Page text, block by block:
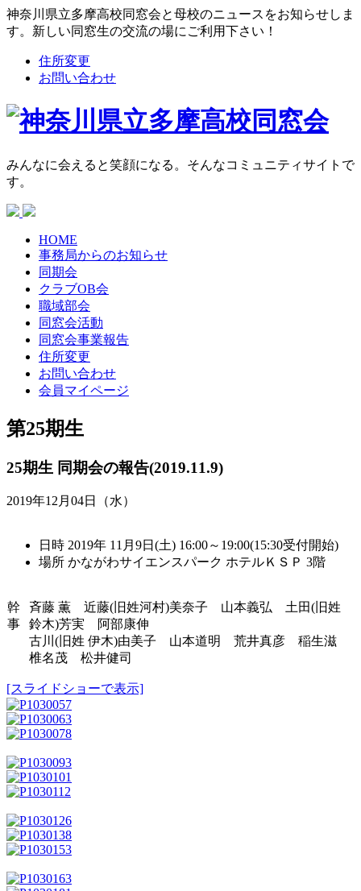
神奈川県立多摩高校同窓会と母校のニュースをお知らせしま
す。新しい同窓生の交流の場にご利用下さい！
住所変更
お問い合わせ
みんなに会えると笑顔になる。そんなコミュニティサイトで
す。
HOME
事務局からのお知らせ
同期会
クラブOB会
職域部会
同窓会活動
同窓会事業報告
住所変更
お問い合わせ
会員マイページ
第25期生
25期生 同期会の報告(2019.11.9)
2019年12月04日（水）
日時 2019年 11月9日(土) 16:00～19:00(15:30受付開始)
場所 かながわサイエンスパーク ホテルＫＳＰ 3階
幹
事
斉藤 薫 近藤(旧姓河村)美奈子 山本義弘 土田(旧姓
鈴木)芳実 阿部康伸
古川(旧姓 伊木)由美子 山本道明 荒井真彦 稲生滋
椎名茂 松井健司
[スライドショーで表示]